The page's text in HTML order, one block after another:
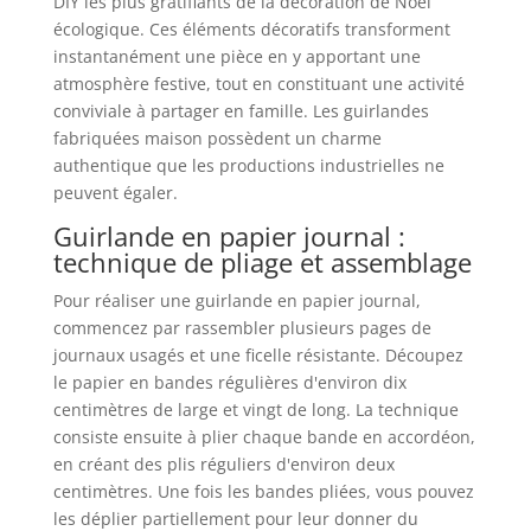
écologique. Ces éléments décoratifs transforment
instantanément une pièce en y apportant une
atmosphère festive, tout en constituant une activité
conviviale à partager en famille. Les guirlandes
fabriquées maison possèdent un charme
authentique que les productions industrielles ne
peuvent égaler.
Guirlande en papier journal :
technique de pliage et assemblage
Pour réaliser une guirlande en papier journal,
commencez par rassembler plusieurs pages de
journaux usagés et une ficelle résistante. Découpez
le papier en bandes régulières d'environ dix
centimètres de large et vingt de long. La technique
consiste ensuite à plier chaque bande en accordéon,
en créant des plis réguliers d'environ deux
centimètres. Une fois les bandes pliées, vous pouvez
les déplier partiellement pour leur donner du